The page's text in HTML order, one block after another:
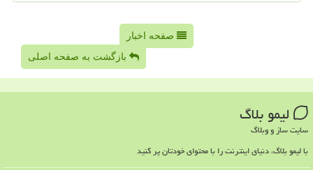
صفحه اخبار
بازگشت به صفحه اصلی
لیمو بلاگ
سایت ساز و وبلاگ
با لیمو بلاگ، دنیای اینترنت را با محتوای خودتان پر کنید